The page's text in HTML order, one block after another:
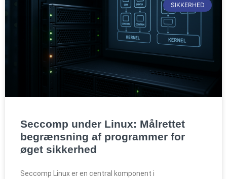
SIKKERHED
Seccomp under Linux: Målrettet
begrænsning af programmer for
øget sikkerhed
Seccomp Linux er en central komponent i